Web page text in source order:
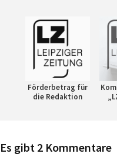
Förderbetrag für
die Redaktion
Es gibt 2 Kommentare